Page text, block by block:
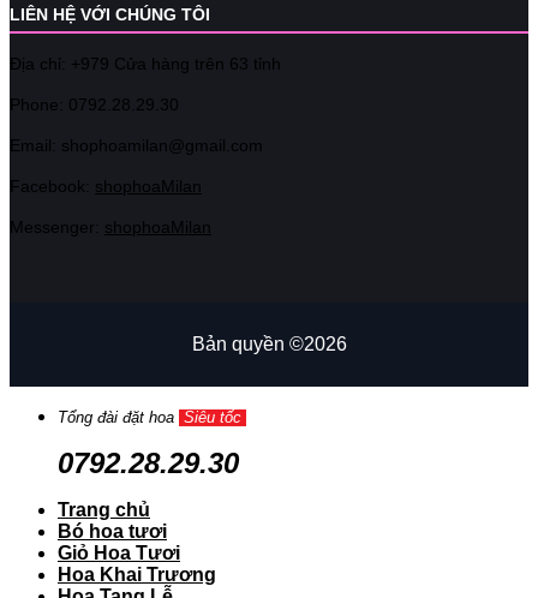
LIÊN HỆ VỚI CHÚNG TÔI
Địa chỉ: +979 Cửa hàng trên 63 tỉnh
Phone: 0792.28.29.30
Email: shophoamilan@gmail.com
Facebook: shophoaMilan
Messenger: shophoaMilan
Bản quyền ©2026
Tổng đài đặt hoa Siêu tốc
0792.28.29.30
Trang chủ
Bó hoa tươi
Giỏ Hoa Tươi
Hoa Khai Trương